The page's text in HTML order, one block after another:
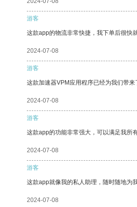
游客
这款app的物流非常快捷，我下单后很快
2024-07-08
游客
这款加速器VPM应用程序已经为我们带来
2024-07-08
游客
这款app的功能非常强大，可以满足我所
2024-07-08
游客
这款app就像我的私人助理，随时随地为
2024-07-08